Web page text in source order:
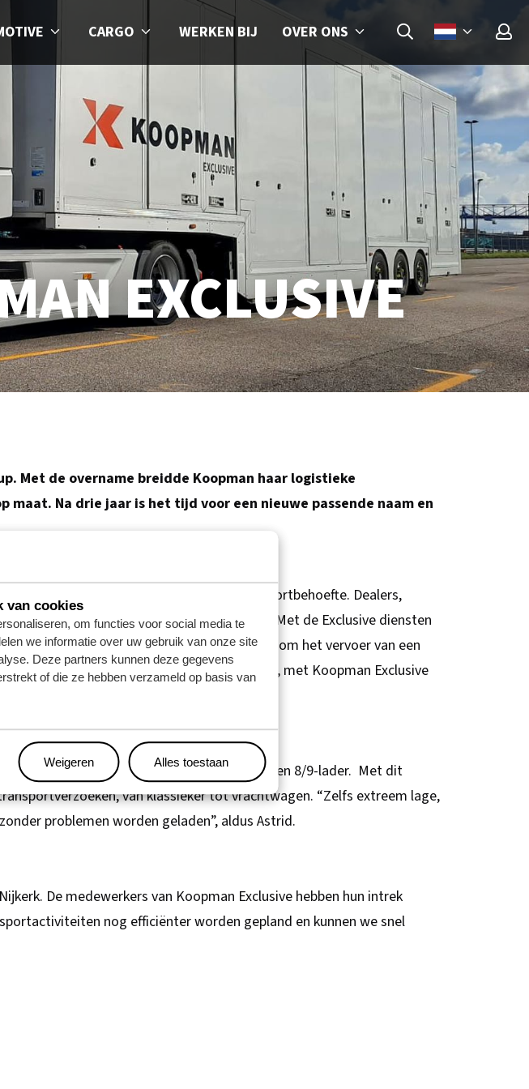
van cookies
om functies voor social media te
we informatie over uw gebruik van onze site
Deze partners kunnen deze gegevens
of die ze hebben verzameld op basis van
Weigeren Alles toestaan
CARGO WERKEN BIJ OVER ONS
EXCLUSIVE
Met de overname breidde Koopman haar logistieke
Na drie jaar is het tijd voor een nieuwe passende naam en
bedrijven of particulieren met een transportbehoefte. Dealers,
voor het transport van voertuigen. “Met de Exclusive diensten
Smink Manager Operations. “Of het gaat om het vervoer van een
wat maar een beetje anders of afwijkend is, met Koopman Exclusive
en trailers variërend van een 1-lader tot een 8/9-lader. Met dit
van klassieker tot vrachtwagen. “Zelfs extreem lage,
problemen worden geladen”, aldus Astrid.
De medewerkers van Koopman Exclusive hebben hun intrek
nog efficiënter worden gepland en kunnen we snel